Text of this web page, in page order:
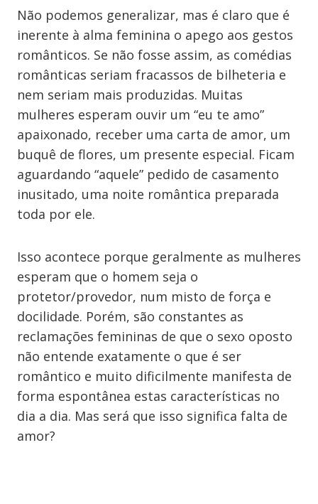
Não podemos generalizar, mas é claro que é
inerente à alma feminina o apego aos gestos
românticos. Se não fosse assim, as comédias
românticas seriam fracassos de bilheteria e
nem seriam mais produzidas. Muitas
mulheres esperam ouvir um “eu te amo”
apaixonado, receber uma carta de amor, um
buquê de flores, um presente especial. Ficam
aguardando “aquele” pedido de casamento
inusitado, uma noite romântica preparada
toda por ele.
Isso acontece porque geralmente as mulheres
esperam que o homem seja o
protetor/provedor, num misto de força e
docilidade. Porém, são constantes as
reclamações femininas de que o sexo oposto
não entende exatamente o que é ser
romântico e muito dificilmente manifesta de
forma espontânea estas características no
dia a dia. Mas será que isso significa falta de
amor?